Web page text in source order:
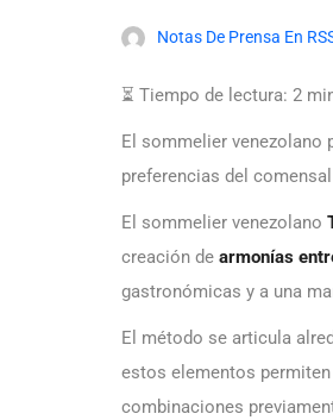
Notas De Prensa En
⏳ Tiempo de lectura: 2
El sommelier venezolano
preferencias del
El sommelier venezolano
creación de armonías
gastronómicas y a una
El método se articula
estos elementos
combinaciones